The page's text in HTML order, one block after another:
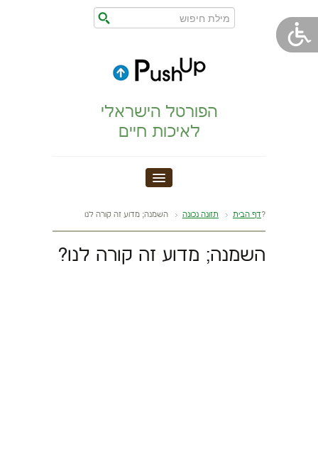
הפורטל הישראלי
לאיכות חיים
חדר כושר דף הבית תזונה נכונה השמנה; מדוע זה קורה לנו?
השמנה; מדוע זה קורה לנו?